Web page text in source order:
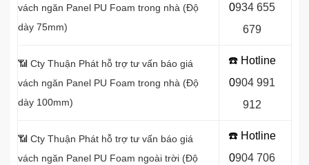
vách ngăn Panel PU Foam trong nhà (Độ
dày 75mm)
0934 655
679
📶 Cty Thuận Phát hỗ trợ tư vấn báo giá
vách ngăn Panel PU Foam trong nhà (Độ
dày 100mm)
☎️ Hotline
0904 991
912
📶 Cty Thuận Phát hỗ trợ tư vấn báo giá
vách ngăn Panel PU Foam ngoài trời (Độ
☎️ Hotline
0904 706